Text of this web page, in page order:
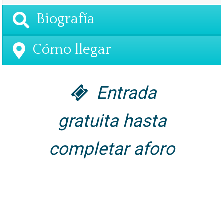
Biografía
Cómo llegar
Entrada
gratuita hasta
completar aforo